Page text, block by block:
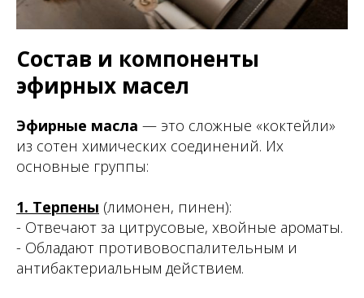
Состав и компоненты
эфирных масел
Эфирные масла — это сложные «коктейли»
из сотен химических соединений. Их
основные группы:
1. Терпены (лимонен, пинен):
- Отвечают за цитрусовые, хвойные ароматы.
- Обладают противовоспалительным и
антибактериальным действием.